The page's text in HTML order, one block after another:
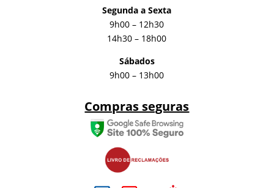
Segunda a Sexta
9h00 – 12h30
14h30 – 18h00
Sábados
9h00 – 13h00
Compras seguras